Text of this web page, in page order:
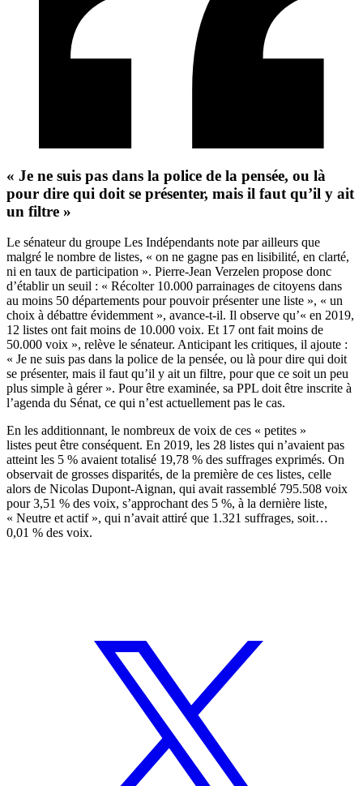
« Je ne suis pas dans la police de la pensée, ou là
pour dire qui doit se présenter, mais il faut qu’il y ait
un filtre »
Le sénateur du groupe Les Indépendants note par ailleurs que
malgré le nombre de listes, « on ne gagne pas en lisibilité, en clarté,
ni en taux de participation ». Pierre-Jean Verzelen propose donc
d’établir un seuil : « Récolter 10.000 parrainages de citoyens dans
au moins 50 départements pour pouvoir présenter une liste », « un
choix à débattre évidemment », avance-t-il. Il observe qu’« en 2019,
12 listes ont fait moins de 10.000 voix. Et 17 ont fait moins de
50.000 voix », relève le sénateur. Anticipant les critiques, il ajoute :
« Je ne suis pas dans la police de la pensée, ou là pour dire qui doit
se présenter, mais il faut qu’il y ait un filtre, pour que ce soit un peu
plus simple à gérer ». Pour être examinée, sa PPL doit être inscrite à
l’agenda du Sénat, ce qui n’est actuellement pas le cas.
En les additionnant, le nombreux de voix de ces « petites »
listes peut être conséquent. En 2019, les 28 listes qui n’avaient pas
atteint les 5 % avaient totalisé 19,78 % des suffrages exprimés. On
observait de grosses disparités, de la première de ces listes, celle
alors de Nicolas Dupont-Aignan, qui avait rassemblé 795.508 voix
pour 3,51 % des voix, s’approchant des 5 %, à la dernière liste,
« Neutre et actif », qui n’avait attiré que 1.321 suffrages, soit…
0,01 % des voix.